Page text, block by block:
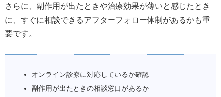
さらに、副作用が出たときや治療効果が薄いと感じたとき
に、すぐに相談できるアフターフォロー体制があるかも重
要です。
オンライン診療に対応しているか確認
副作用が出たときの相談窓口があるか